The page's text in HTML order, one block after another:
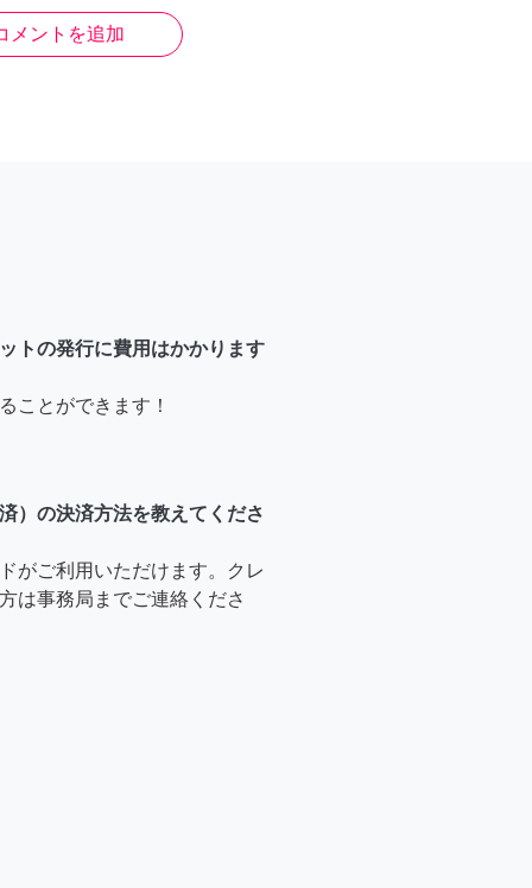
メントを追加
トの発行に費用はかかります
ことができます！
）の決済方法を教えてくださ
がご利用いただけます。クレ
は事務局までご連絡くださ